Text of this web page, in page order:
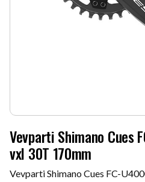
Vevparti Shimano Cues
vxl 30T 170mm
Vevparti Shimano Cues FC-